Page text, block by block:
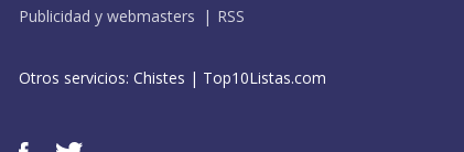
Publicidad y webmasters
RSS
Otros servicios: Chistes | Top10Listas.com